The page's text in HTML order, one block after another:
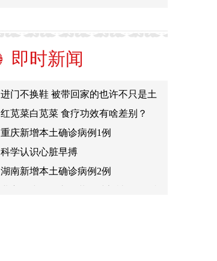
即时新闻
色教育主题路线
立夏为什么要称重？不为监督减肥，
是为……
醒醒吧，“白芸豆”没法帮你“嗨吃”不
胖
居家办公效率低下怎么办？
红苋菜白苋菜 食疗功效有啥差别？
重庆新增本土确诊病例1例
科学认识心脏早搏
湖南新增本土确诊病例2例
业主在小区停车区装篮球架被拆 起诉